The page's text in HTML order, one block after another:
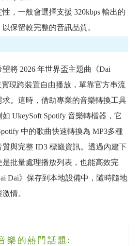
，一般會選擇支援 320kbps 輸出的
保留較完整的音訊品質。
將 2026 年世界盃主題曲《Dai
現跨裝置自由播放，單靠官方串流
。這時，借助專業的音樂轉換工具
UkeySoft Spotify 音樂轉檔器，它
中的歌曲快速轉換為 MP3多種
與完整 ID3 標籤資訊。透過內建下
批量處理播放列表，也能高效完
Dai》保存到本地設備中，隨時隨地
情。
樂的熱門話題: